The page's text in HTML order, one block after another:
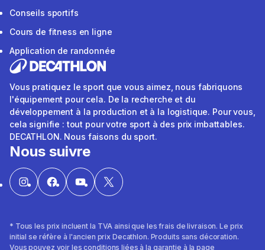
Conseils sportifs
Cours de fitness en ligne
Application de randonnée
Vous pratiquez le sport que vous aimez, nous fabriquons
l'équipement pour cela. De la recherche et du
développement à la production et à la logistique. Pour vous,
cela signifie : tout pour votre sport à des prix imbattables.
DECATHLON. Nous faisons du sport.
Nous suivre
* Tous les prix incluent la TVA ainsi que les frais de livraison. Le prix
initial se réfère à l'ancien prix Decathlon. Produits sans décoration.
Vous pouvez voir les conditions liées à la garantie à la page